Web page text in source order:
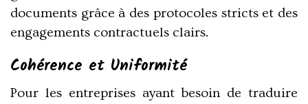
documents grâce à des protocoles stricts et des
engagements contractuels clairs.
Cohérence et Uniformité
Pour les entreprises ayant besoin de traduire